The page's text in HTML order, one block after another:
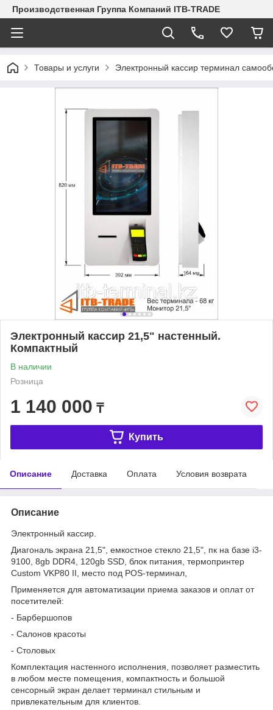
Производственная Группа Компаний ITB-TRADE
Товары и услуги Электронный кассир терминал
Электронный кассир 21,5" настенный.
Компактный
В наличии
Розница
1 140 000 ₸
Купить
Описание Доставка Оплата Условия возврата
Описание
Электронный кассир.
Диагональ экрана 21,5", емкостное стекло 21,5", пк на базе i3-
9100, 8gb DDR4, 120gb SSD, блок питания, термопринтер
Custom VKP80 II, место под POS-терминал,
Применяется для автоматизации приема заказов и оплат от
посетителей:
- Барбершопов
- Салонов красоты
- Столовых
Комплектация настенного исполнения, позволяет разместить
в любом месте помещения, компактность и большой
сенсорный экран делает терминал стильным и
привлекательным для клиентов.